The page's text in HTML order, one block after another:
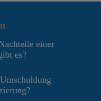
einer
es?